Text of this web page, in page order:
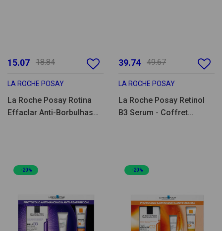
15.07 18.84
LA ROCHE POSAY
La Roche Posay Rotina
Effaclar Anti-Borbulhas
39.74 49.67
LA ROCHE POSAY
La Roche Posay Retinol
B3 Serum - Coffret
-20% -20%